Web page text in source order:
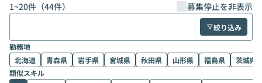
1~20件（44件） 募集停止を非表示
絞り込み
勤務地
北海道
青森県 岩手県 宮城県 秋田県 山形県 福島県
茨城県
類似スキル